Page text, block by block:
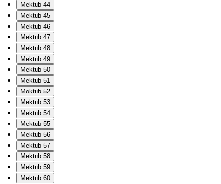
Mektub 44
Mektub 45
Mektub 46
Mektub 47
Mektub 48
Mektub 49
Mektub 50
Mektub 51
Mektub 52
Mektub 53
Mektub 54
Mektub 55
Mektub 56
Mektub 57
Mektub 58
Mektub 59
Mektub 60